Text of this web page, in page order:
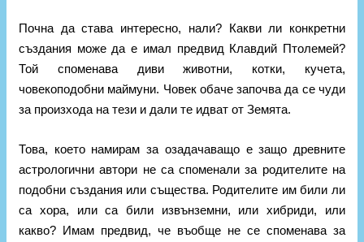
Почна да става интересно, нали? Какви ли конкретни
създания може да е имал предвид Клавдий Птолемей?
Той споменава диви животни, котки, кучета,
човекоподобни маймуни. Човек обаче започва да се чуди
за произхода на тези и дали те идват от Земята.
Това, което намирам за озадачаващо е защо древните
астрологични автори не са споменали за родителите на
подобни създания или същества. Родителите им били ли
са хора, или са били извънземни, или хибриди, или
какво? Имам предвид, че въобще не се споменава за